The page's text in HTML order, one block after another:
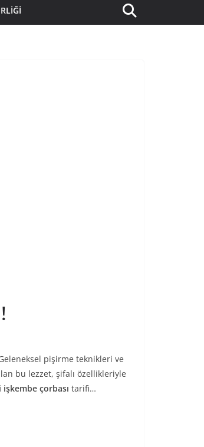
pişirme teknikleri ve
bu lezzet, şifalı özellikleriyle
işkembe çorbası tarifi…